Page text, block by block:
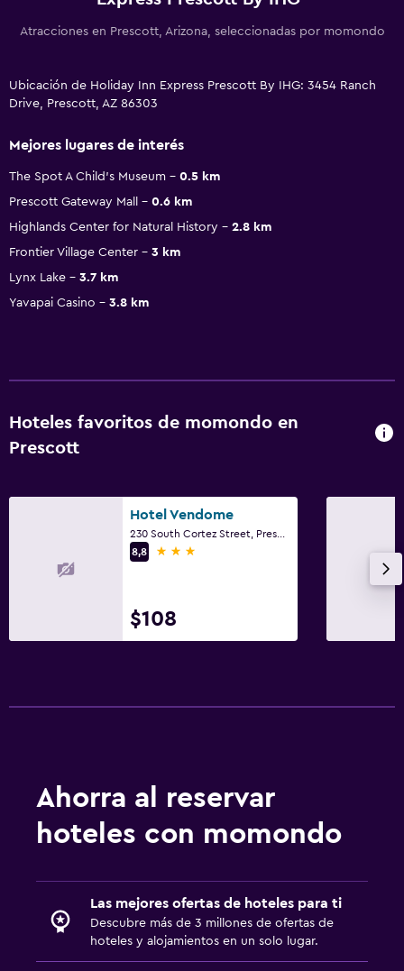
Atracciones en Prescott, Arizona, seleccionadas por momondo
Ubicación de Holiday Inn Express Prescott By IHG: 3454 Ranch
Drive, Prescott, AZ 86303
Mejores lugares de interés
The Spot A Child's Museum
0.5 km
Prescott Gateway Mall
0.6 km
Highlands Center for Natural History
2.8 km
Frontier Village Center
3 km
Lynx Lake
3.7 km
Yavapai Casino
3.8 km
Hoteles favoritos de momondo en
Prescott
Hotel Vendome
8,8
3 estrellas
$108
Ahorra al reservar
hoteles con momondo
Las mejores ofertas de hoteles para ti
Descubre más de 3 millones de ofertas de
hoteles y alojamientos en un solo lugar.